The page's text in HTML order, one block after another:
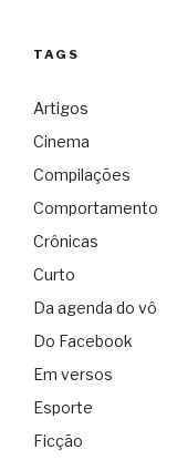
TAGS
Artigos
Cinema
Compilações
Comportamento
Crônicas
Curto
Da agenda do vô
Do Facebook
Em versos
Esporte
Ficção